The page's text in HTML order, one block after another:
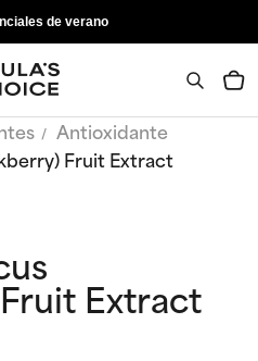
de verano
Antioxidante
Fruit Extract
Extract